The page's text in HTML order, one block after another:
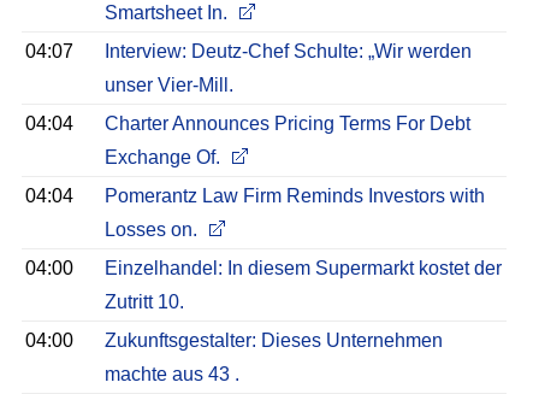
Smartsheet In.
04:07
Interview: Deutz-Chef Schulte: „Wir werden
unser Vier-Mill.
04:04
Charter Announces Pricing Terms For Debt
Exchange Of.
04:04
Pomerantz Law Firm Reminds Investors with
Losses on.
04:00
Einzelhandel: In diesem Supermarkt kostet der
Zutritt 10.
04:00
Zukunftsgestalter: Dieses Unternehmen
machte aus 43 .